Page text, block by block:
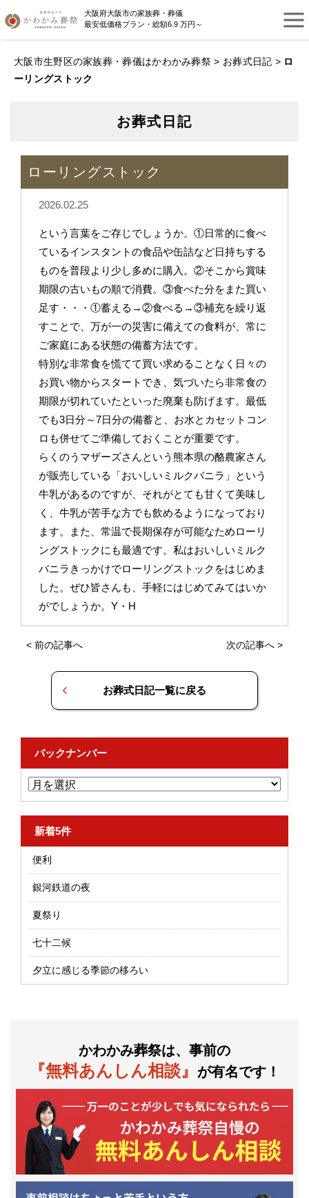
大阪府大阪市の家族葬・葬儀
最安低価格プラン・総額6.9 万円～
大阪市生野区の家族葬・葬儀はかわかみ葬祭 > お葬式日記 > ロ
ーリングストック
お葬式日記
ローリングストック
2026.02.25
という言葉をご存じでしょうか。①日常的に食べ
ているインスタントの食品や缶詰など日持ちする
ものを普段より少し多めに購入。②そこから賞味
期限の古いもの順で消費。③食べた分をまた買い
足す・・・①蓄える→②食べる→③補充を繰り返
すことで、万が一の災害に備えての食料が、常に
ご家庭にある状態の備蓄方法です。
特別な非常食を慌てて買い求めることなく日々の
お買い物からスタートでき、気づいたら非常食の
期限が切れていたといった廃棄も防げます。最低
でも3日分～7日分の備蓄と、お水とカセットコン
ロも併せてご準備しておくことが重要です。
らくのうマザーズさんという熊本県の酪農家さん
が販売している「おいしいミルクバニラ」という
牛乳があるのですが、それがとても甘くて美味し
く、牛乳が苦手な方でも飲めるようになっており
ます。また、常温で長期保存が可能なためローリ
ングストックにも最適です。私はおいしいミルク
バニラきっかけでローリングストックをはじめま
した。ぜひ皆さんも、手軽にはじめてみてはいか
がでしょうか。Y・H
< 前の記事へ 次の記事へ >
お葬式日記一覧に戻る
バックナンバー
新着5件
便利
銀河鉄道の夜
夏祭り
七十二候
夕立に感じる季節の移ろい
かわかみ葬祭は、事前の
『無料あんしん相談』 が有名です！